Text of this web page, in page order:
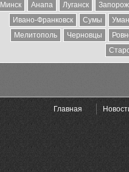
Минск
Анапа Луганск
Ивано-Франковск
Сумы
Мелитополь
Черновцы
Главная